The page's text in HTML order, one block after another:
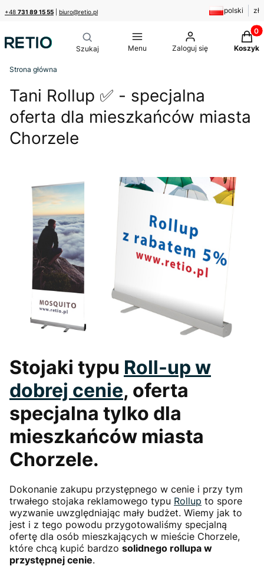
+48 731 89 15 55 biuro@retio.pl polski zł
Menu Zaloguj się Koszyk
Strona główna
Tani Rollup ✅ - specjalna
oferta dla mieszkańców miasta
Chorzele
Stojaki typu Roll-up w
dobrej cenie, oferta
specjalna tylko dla
mieszkańców miasta
Chorzele.
Dokonanie zakupu przystępnego w cenie i przy tym
trwałego stojaka reklamowego typu Rollup to spore
wyzwanie uwzględniając mały budżet. Wiemy jak to
jest i z tego powodu przygotowaliśmy specjalną
ofertę dla osób mieszkających w mieście Chorzele,
które chcą kupić bardzo solidnego rollupa w
przystępnej cenie.